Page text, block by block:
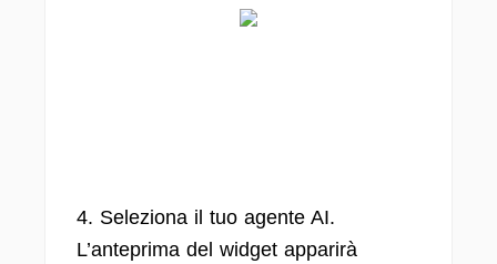
4. Seleziona il tuo agente AI.
L’anteprima del widget apparirà